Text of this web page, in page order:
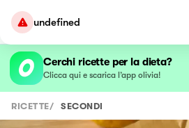
undefined
Cerchi ricette per la dieta?
Clicca qui e scarica l’app olivia!
RICETTE/ SECONDI